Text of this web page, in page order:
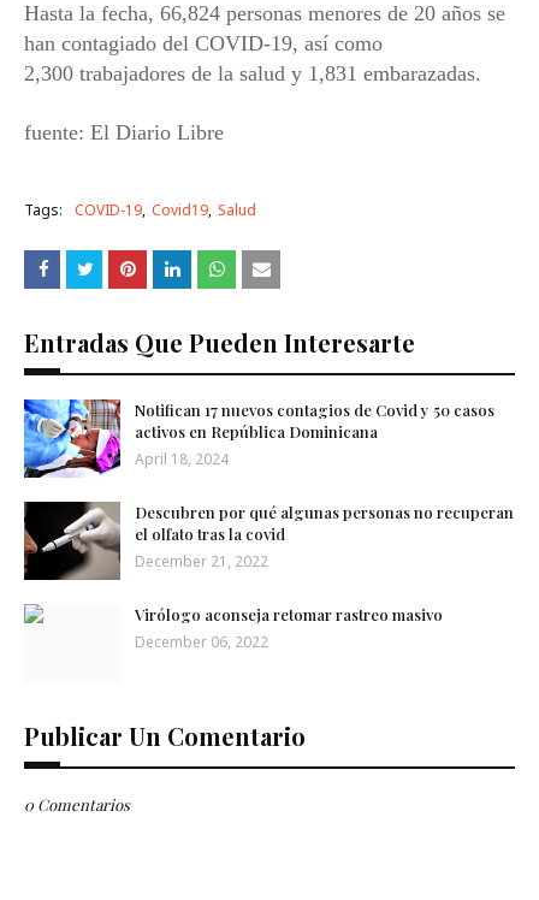
Hasta la fecha, 66,824 personas menores de 20 años se
han contagiado del COVID-19, así como
2,300 trabajadores de la salud y 1,831 embarazadas.
fuente: El Diario Libre
Tags: COVID-19 Covid19 Salud
Entradas Que Pueden Interesarte
Notifican 17 nuevos contagios de Covid y 50 casos
activos en República Dominicana
April 18, 2024
Descubren por qué algunas personas no recuperan
el olfato tras la covid
December 21, 2022
Virólogo aconseja retomar rastreo masivo
December 06, 2022
Publicar Un Comentario
0 Comentarios